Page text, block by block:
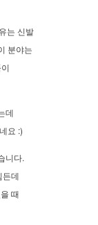
는 신발
분야는
데
요 :)
니다.
든데
때